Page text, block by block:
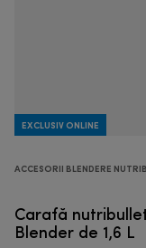
EXCLUSIV ONLINE
ACCESORII BLENDERE
Carafă
Blender de 1,6 L